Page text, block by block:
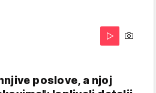
poslove, a njoj